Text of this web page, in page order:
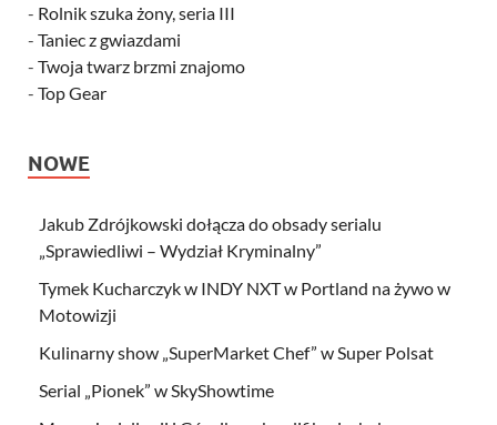
- Rolnik szuka żony, seria III
- Taniec z gwiazdami
- Twoja twarz brzmi znajomo
- Top Gear
NOWE
Jakub Zdrójkowski dołącza do obsady serialu
„Sprawiedliwi – Wydział Kryminalny”
Tymek Kucharczyk w INDY NXT w Portland na żywo w
Motowizji
Kulinarny show „SuperMarket Chef” w Super Polsat
Serial „Pionek” w SkyShowtime